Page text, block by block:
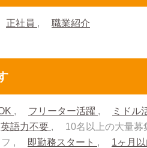
正社員 職業紹介
フリーター活躍 ミドル
英語力不要
10名以上の大量募
即勤務スタート
1ヶ月